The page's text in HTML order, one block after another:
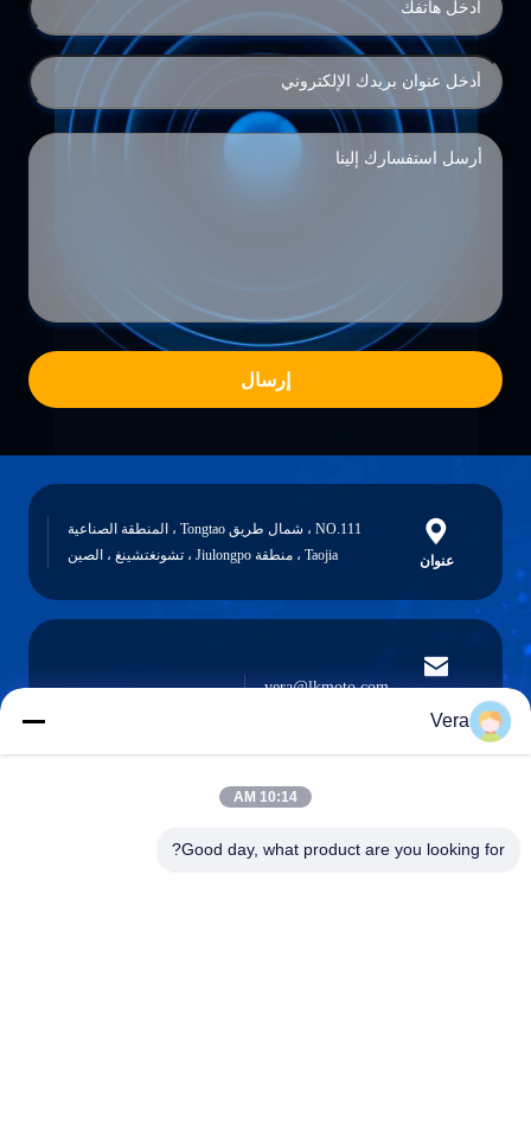
إرسال
عنوان
NO.111 ، شمال طريق Tongtao ، المنطقة الصناعية
Taojia ، منطقة Jiulongpo ، تشونغتشينغ ، الصين
الإلكتروني
vera@lkmoto.com
هاتف
Vera
10:14 AM
Good day, what product are you looking for?